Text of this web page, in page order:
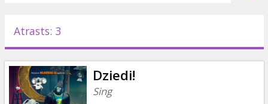
Pasākumi
Ziņas
Atrasts: 3
Dziedi!
Sing